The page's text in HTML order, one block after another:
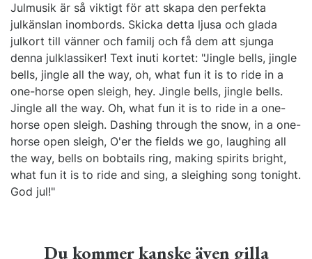
Julmusik är så viktigt för att skapa den perfekta
julkänslan inombords. Skicka detta ljusa och glada
julkort till vänner och familj och få dem att sjunga
denna julklassiker! Text inuti kortet: "Jingle bells, jingle
bells, jingle all the way, oh, what fun it is to ride in a
one-horse open sleigh, hey. Jingle bells, jingle bells.
Jingle all the way. Oh, what fun it is to ride in a one-
horse open sleigh. Dashing through the snow, in a one-
horse open sleigh, O'er the fields we go, laughing all
the way, bells on bobtails ring, making spirits bright,
what fun it is to ride and sing, a sleighing song tonight.
God jul!"
Du kommer kanske även gilla